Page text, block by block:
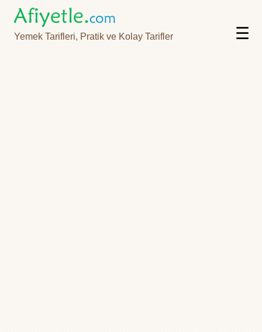
Yemek Tarifleri, Pratik ve Kolay Tarifler ☰